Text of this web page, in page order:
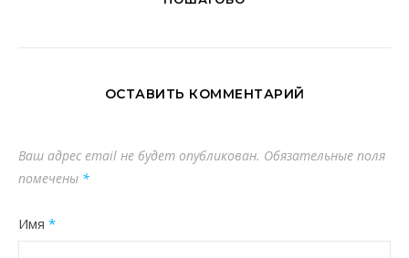
ОСТАВИТЬ КОММЕНТАРИЙ
Ваш адрес email не будет опубликован. Обязательные поля
помечены *
Имя *